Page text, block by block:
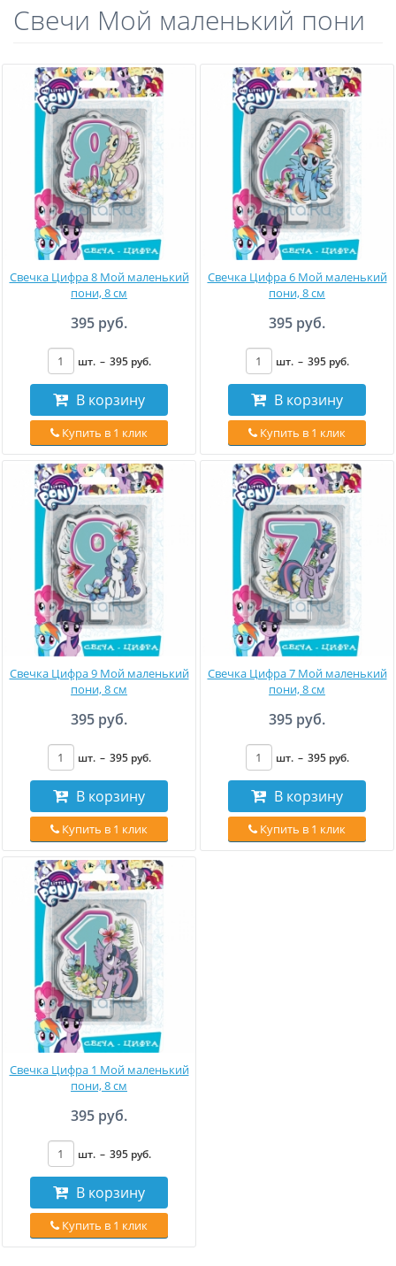
Свечи Мой маленький пони
Свечка Цифра 8 Мой маленький
пони, 8 см
395 руб.
шт. – 395 руб.
В корзину
Купить в 1 клик
Свечка Цифра 6 Мой маленький
пони, 8 см
395 руб.
шт. – 395 руб.
В корзину
Купить в 1 клик
Свечка Цифра 9 Мой маленький
пони, 8 см
395 руб.
шт. – 395 руб.
В корзину
Купить в 1 клик
Свечка Цифра 7 Мой маленький
пони, 8 см
395 руб.
шт. – 395 руб.
В корзину
Купить в 1 клик
Свечка Цифра 1 Мой маленький
пони, 8 см
395 руб.
шт. – 395 руб.
В корзину
Купить в 1 клик